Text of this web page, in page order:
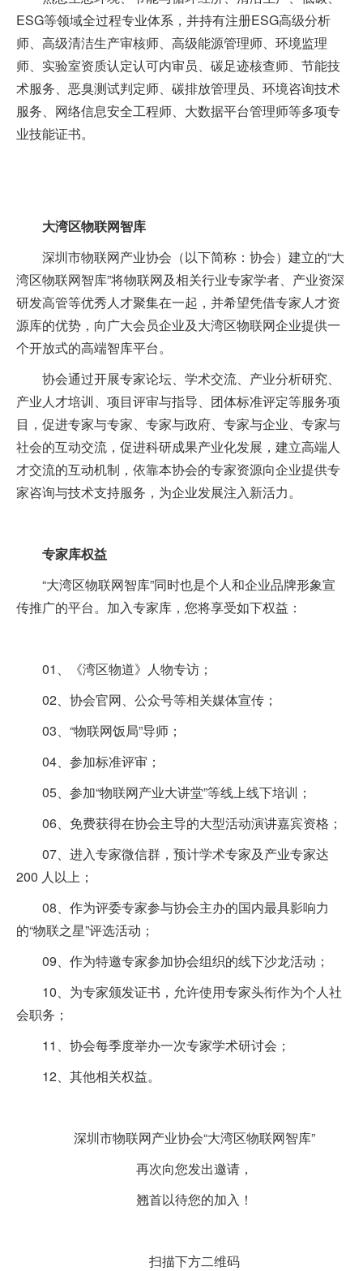
ESG等领域全过程专业体系，并持有注册ESG高级分析
师、高级清洁生产审核师、高级能源管理师、环境监理
师、实验室资质认定认可内审员、碳足迹核查师、节能技
术服务、恶臭测试判定师、碳排放管理员、环境咨询技术
服务、网络信息安全工程师、大数据平台管理师等多项专
业技能证书。
大湾区物联网智库
深圳市物联网产业协会（以下简称：协会）建立的“大
湾区物联网智库”将物联网及相关行业专家学者、产业资深
研发高管等优秀人才聚集在一起，并希望凭借专家人才资
源库的优势，向广大会员企业及大湾区物联网企业提供一
个开放式的高端智库平台。
协会通过开展专家论坛、学术交流、产业分析研究、
产业人才培训、项目评审与指导、团体标准评定等服务项
目，促进专家与专家、专家与政府、专家与企业、专家与
社会的互动交流，促进科研成果产业化发展，建立高端人
才交流的互动机制，依靠本协会的专家资源向企业提供专
家咨询与技术支持服务，为企业发展注入新活力。
专家库权益
“大湾区物联网智库”同时也是个人和企业品牌形象宣
传推广的平台。加入专家库，您将享受如下权益：
01、《湾区物道》人物专访；
02、协会官网、公众号等相关媒体宣传；
03、“物联网饭局”导师；
04、参加标准评审；
05、参加“物联网产业大讲堂”等线上线下培训；
06、免费获得在协会主导的大型活动演讲嘉宾资格；
07、进入专家微信群，预计学术专家及产业专家达
200 人以上；
08、作为评委专家参与协会主办的国内最具影响力
的“物联之星”评选活动；
09、作为特邀专家参加协会组织的线下沙龙活动；
10、为专家颁发证书，允许使用专家头衔作为个人社
会职务；
11、协会每季度举办一次专家学术研讨会；
12、其他相关权益。
深圳市物联网产业协会“大湾区物联网智库”
再次向您发出邀请，
翘首以待您的加入！
扫描下方二维码